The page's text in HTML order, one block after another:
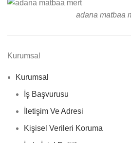
adana matbaa
Kurumsal
Kurumsal
İş Başvurusu
İletişim Ve Adresi
Kişisel Verileri Koruma